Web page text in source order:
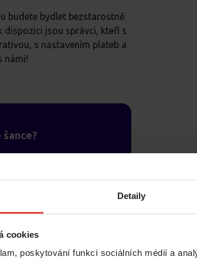
Detaily
cookies
poskytování funkcí sociálních médií a
budete bydlet bezstarostně
dispozici jsou správci, kteří s
s nastavením plateb a
námi!
bytu a dostaňte tak
kladnou referenci,
o byt.